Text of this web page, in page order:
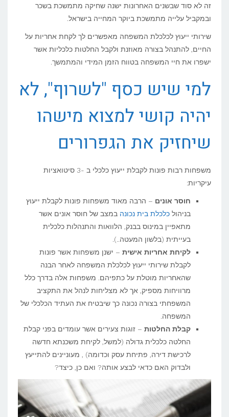
לכלכלת
המשפחה?
זה לא סוד שבשנים האחרונות ישנה שחיקה מתמשכת בשכר
ובמקביל עלייה מתמשכת ביוקר המחייה בישראל.
שירותי ייעוץ לכלכלת המשפחה מאפשרים לך לקחת אחריות על
החיים, להתנהל בצורה מאוזנת ולקבל החלטות כלכליות אשר
ישפרו את חיי המשפחה בטווח הזמן המידי והמתמשך.
למי שיש כסף "לשרוף", לא
יהיה קושי למצוא מישהו
שיחזיק את הגפרורים
משפחות רבות פונות לקבלת ייעוץ כלכלי ב -3 סיטואציות
עיקריות:
חוסר אונים – הרבה מאוד משפחות פונות לקבלת ייעוץ
בניהול כלכלת בית נכונה במצב של חוסר אונים אשר
מתאפיין במינוס בבנק, הלוואות והתנהלות כלכלית
בעייתית (בלשון המעטה..).
לקיחת אחריות אישית – ישנן משפחות אשר פונות
לקבלת שירותי ייעוץ לכלכלת המשפחה לאחר הבנה
שהאחריות מוטלת על כתפיהם. משפחות אלה בדרך כלל
מרוויחות מספיק, אך לא מצליחות לנהל את התקציב
המשפחתי בצורה נכונה כך שיבטיח את העתיד הכלכלי של
המשפחה.
קבלת החלטות – זוגות צעירים אשר עומדים בפני קבלת
החלטה כלכלית גדולה (למשל, לקיחת משכנתא חדשה
לרכישת דירה, פתיחת עסק וכדומה) , מעוניינים להתייעץ
ולבדוק האם כדאי לבצע אותה? ואם כן, כיצד?